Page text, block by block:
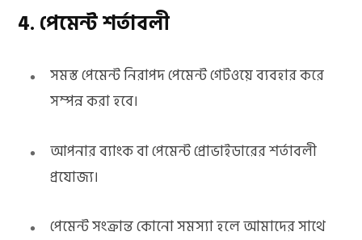
4. পেমেন্ট শর্তাবলী
সমস্ত পেমেন্ট নিরাপদ পেমেন্ট গেটওয়ে ব্যবহার করে
সম্পন্ন করা হবে।
আপনার ব্যাংক বা পেমেন্ট প্রোভাইডারের শর্তাবলী
প্রযোজ্য।
পেমেন্ট সংক্রান্ত কোনো সমস্যা হলে আমাদের সাথে